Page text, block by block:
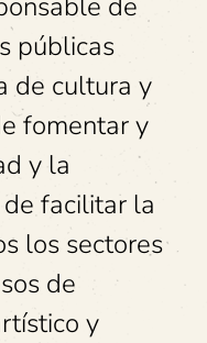
públicas
de cultura y
fomentar y
y la
facilitar la
los sectores
de
y